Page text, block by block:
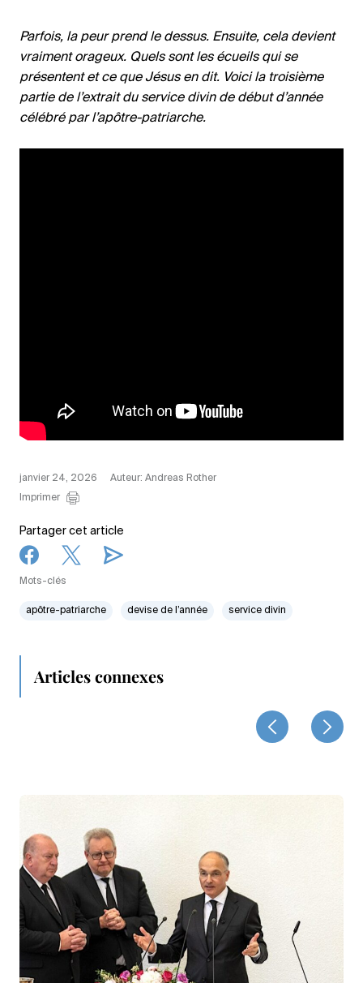
Parfois, la peur prend le dessus. Ensuite, cela devient
vraiment orageux. Quels sont les écueils qui se
présentent et ce que Jésus en dit. Voici la troisième
partie de l’extrait du service divin de début d’année
célébré par l’apôtre-patriarche.
janvier 24, 2026
Auteur: Andreas Rother
Imprimer
Partager cet article
Mots-clés
apôtre-patriarche devise de l’année service divin
Articles connexes